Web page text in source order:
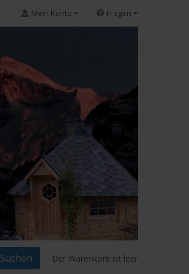
Mein Konto Fragen
Suchen Der Warenkorb ist leer